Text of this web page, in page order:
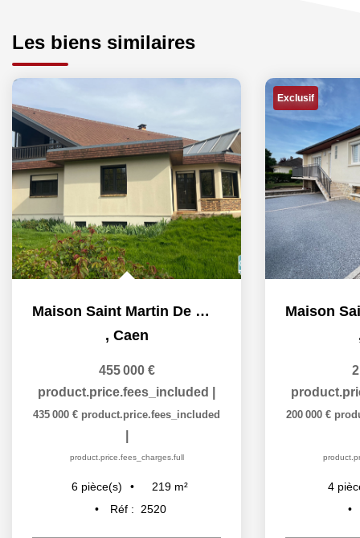
Les biens similaires
Maison Saint Martin De May 6 pièce(s) 219 m2
, Caen
455 000 €
product.price.fees_included
435 000 € product.price.fees_included
product.price.fees_charges.full
6 pièce(s) 219 m²
Réf :
2520
Exclusif
200 000 €
4